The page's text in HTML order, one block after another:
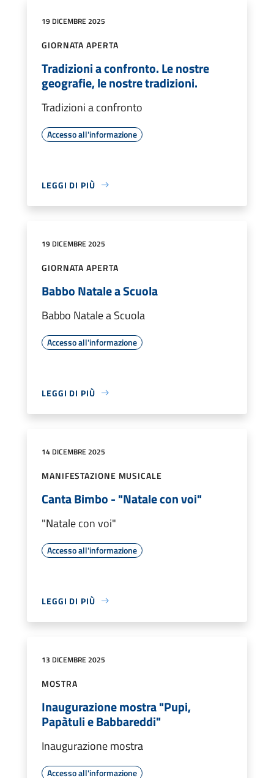
19 DICEMBRE 2025
GIORNATA APERTA
Tradizioni a confronto. Le nostre
geografie, le nostre tradizioni.
Tradizioni a confronto
Accesso all'informazione
LEGGI DI PIÙ
19 DICEMBRE 2025
GIORNATA APERTA
Babbo Natale a Scuola
Babbo Natale a Scuola
Accesso all'informazione
LEGGI DI PIÙ
14 DICEMBRE 2025
MANIFESTAZIONE MUSICALE
Canta Bimbo - "Natale con voi"
"Natale con voi"
Accesso all'informazione
LEGGI DI PIÙ
13 DICEMBRE 2025
MOSTRA
Inaugurazione mostra "Pupi,
Papàtuli e Babbareddi"
Inaugurazione mostra
Accesso all'informazione